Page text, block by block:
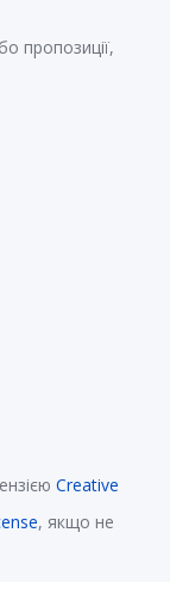
пропозиції,
Creative
, якщо не